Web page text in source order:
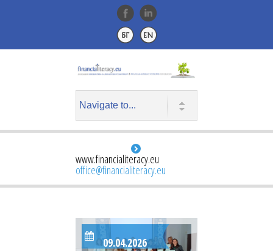
www.financialiteracy.eu
office@financialiteracy.eu
09.04.2026